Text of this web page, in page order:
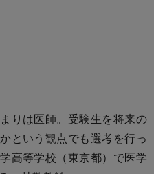
りは医師。受験生を将来の
という観点でも選考を行っ
高等学校（東京都）で医学